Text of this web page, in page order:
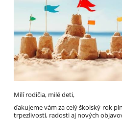
Milí rodičia, milé deti,
ďakujeme vám za celý školský rok
trpezlivosti, radosti aj nových